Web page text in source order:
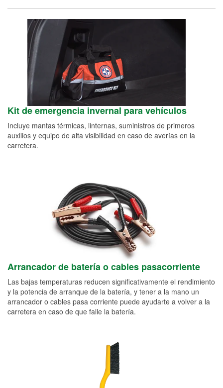
Kit de emergencia invernal para vehículos
Incluye mantas térmicas, linternas, suministros de primeros
auxilios y equipo de alta visibilidad en caso de averías en la
carretera.
Arrancador de batería o cables pasacorriente
Las bajas temperaturas reducen significativamente el rendimiento
y la potencia de arranque de la batería, y tener a la mano un
arrancador o cables pasa corriente puede ayudarte a volver a la
carretera en caso de que falle la batería.